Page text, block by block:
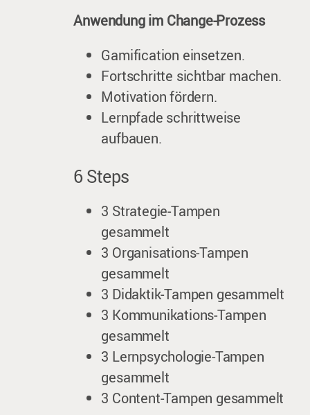
Anwendung im Change-Prozess
Gamification einsetzen.
Fortschritte sichtbar machen.
Motivation fördern.
Lernpfade schrittweise
aufbauen.
6 Steps
3 Strategie-Tampen
gesammelt
3 Organisations-Tampen
gesammelt
3 Didaktik-Tampen gesammelt
3 Kommunikations-Tampen
gesammelt
3 Lernpsychologie-Tampen
gesammelt
3 Content-Tampen gesammelt